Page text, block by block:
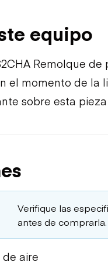
equipo
Remolque
el momento de la
sobre esta
Verifique las
antes de comprarla.
de aire